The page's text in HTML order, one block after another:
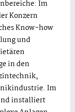
Im
Konzern
Know-how
und
in den
Im
installiert